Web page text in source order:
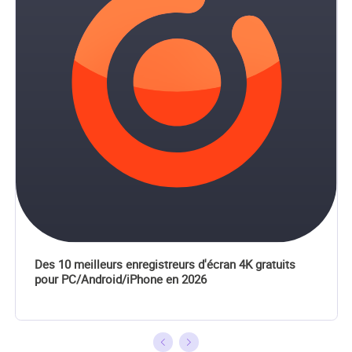
pouvez lui
contacter par
Facebook ou
Twitter, à
bientôt!…
Des 10 meilleurs enregistreurs d'écran 4K gratuits
pour PC/Android/iPhone en 2026